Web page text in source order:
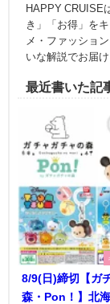
HAPPY CRUISE
き」「お得」を
メ・ファッショ
いな解説でお届け
最近書いた記
8/9(日)締切【ガ
森・Pon！】北